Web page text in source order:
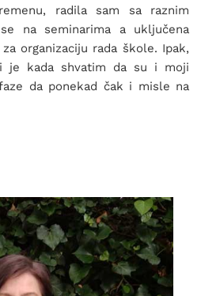
radila sam sa raznim
na seminarima a uključena
organizaciju rada škole. Ipak,
je kada shvatim da su i moji
da ponekad čak i misle na